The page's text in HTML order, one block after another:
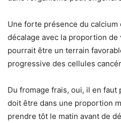
Une forte présence du calcium
décalage avec la proportion de
pourrait être un terrain
progressive des cellules
Du fromage frais, oui, il en faut
doit être dans une proportion
prendre tôt le matin avant de